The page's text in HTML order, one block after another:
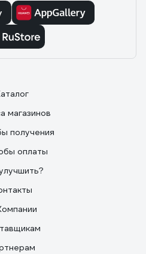
магазинов
получения
оплаты